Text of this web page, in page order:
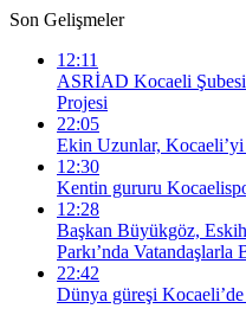
Son Gelişmeler
12:11
ASRİAD Kocaeli
Projesi
22:05
Ekin Uzunlar,
12:30
Kentin gururu
12:28
Başkan Büyükgöz,
Parkı’nda
22:42
Dünya güreşi